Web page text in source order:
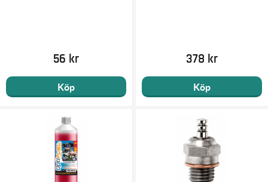
56 kr
Köp
378 kr
Köp